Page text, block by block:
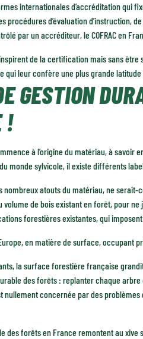
internationales d’accréditation qui
procédures d’évaluation d’instruction,
par un accréditeur, le COFRAC en
de la certification mais sans
qui leur confère une plus grande
GESTION
!
à l’origine du matériau, à savoir
monde sylvicole, il existe différents
atouts du matériau, ne serait-
volume de bois existant en forêt, pour
forestières existantes, qui
en matière de surface, occupant
la surface forestière française
des forêts : replanter chaque
nullement concernée par des
des forêts en France remontent au xive